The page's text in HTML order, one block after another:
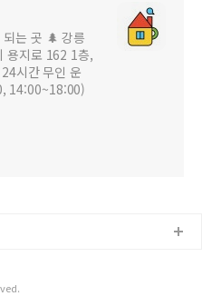
는 곳 🌲 강릉
용지로 162 1층,
시간 무인 운
14:00~18:00)